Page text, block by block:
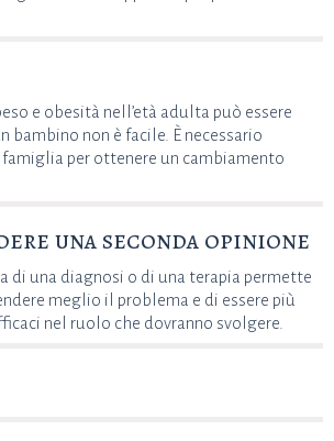
e obesità nell’età adulta può essere
bambino non è facile. È necessario
per ottenere un cambiamento
una seconda opinione
di una diagnosi o di una terapia permette
meglio il problema e di essere più
nel ruolo che dovranno svolgere.